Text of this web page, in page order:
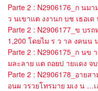
Parte 2 : N2906176_ก นม
ว นเขาแต งงานก บช เธอเ
Parte 2 : N2906177_ข บร
1,200 โดยไม ร ว าล งคนน
Parte 2 : N2906175_ก นข
มละลาย แต ถอยป ายแดง จ
Parte 2 : N2906178_อายส
อนผ วรวยโทรมาย มเง น …